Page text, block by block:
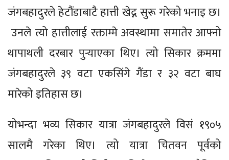
जंगबहादुरले हेटौंडाबाटै हात्ती खेद्न सुरू गरेको भनाइ छ।
उनले त्यो हात्तीलाई रक्ताम्मे अवस्थामा समातेर आफ्नो
थापाथली दरबार पुर्‍याएका थिए। त्यो सिकार क्रममा
जंगबहादुरले ३९ वटा एकसिंगे गैंडा र ३२ वटा बाघ
मारेको इतिहास छ।
योभन्दा भव्य सिकार यात्रा जंगबहादुरले विसं १९०५
सालमै गरेका थिए। त्यो यात्रा चितवन पूर्वको